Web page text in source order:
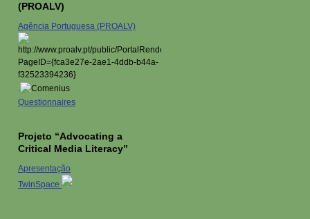
(PROALV)
Agência Portuguesa (PROALV)
.
Questionnaires
Projeto “Advocating a
Critical Media Literacy”
Apresentação
TwinSpace